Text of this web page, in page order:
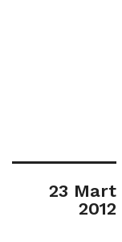
23 Mart
2012